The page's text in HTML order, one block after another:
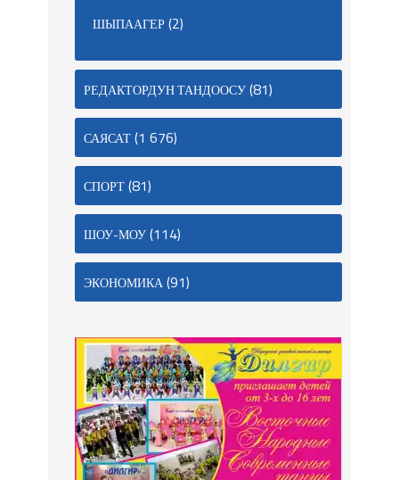
ШЫПААГЕР(2)
РЕДАКТОРДУН ТАНДООСУ(81)
САЯСАТ(1 676)
СПОРТ(81)
ШОУ-МОУ(114)
ЭКОНОМИКА(91)